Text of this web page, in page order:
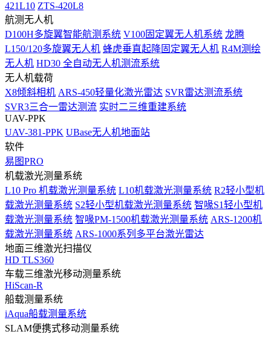
421L10 ZTS-420L8
航测无人机
D100H多旋翼智能航测系统 V100固定翼无人机系统 龙腾
L150/120多旋翼无人机 蜂虎垂直起降固定翼无人机 R4M测绘
无人机 HD30 全自动无人机测流系统
无人机载荷
X8倾斜相机 ARS-450轻量化激光雷达 SVR雷达测流系统
SVR3三合一雷达测流 实时二三维重建系统
UAV-PPK
UAV-381-PPK UBase无人机地面站
软件
易图PRO
机载激光测量系统
L10 Pro 机载激光测量系统 L10机载激光测量系统 R2轻小型机
载激光测量系统 S2轻小型机载激光测量系统 智喙S1轻小型机
载激光测量系统 智喙PM-1500机载激光测量系统 ARS-1200机
载激光测量系统 ARS-1000系列多平台激光雷达
地面三维激光扫描仪
HD TLS360
车载三维激光移动测量系统
HiScan-R
船载测量系统
iAqua船载测量系统
SLAM便携式移动测量系统